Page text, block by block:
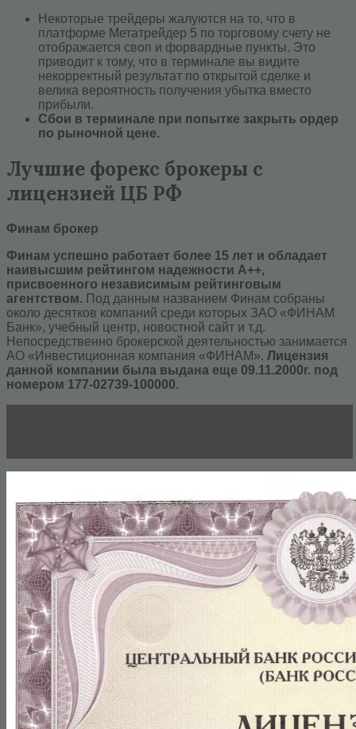
Некоторые трейдеры жалуются на то, что в
платформе Метатрейдер 5 по торговому счету не
отображается своп и форвардные пункты. Это
приводит к тому, что в терминале вы видите
некорректный результат по открытой сделке и
велика вероятность получения убытка вместо
прибыли.
Сбои в терминале при попытке закрыть ордер
по рыночной цене.
Лучшие форекс брокеры с
лицензией ЦБ РФ
Финам брокер
Финам успешно работает более 15 лет и обладает
наивысшим рейтингом надежности А++,
присвоенного независимым рейтинговым
агентством. Под данным названием Финам собраны
около десятков компаний среди которых ЗАО «ФИНАМ
Банк», учебный центр, новостной сайт и т.д.
Непосредственно брокерской деятельностью занимается
АО «Инвестиционная компания «ФИНАМ». Лицензия
данной компании была выдана еще 09.11.2000г. под
номером 177-02739-100000.